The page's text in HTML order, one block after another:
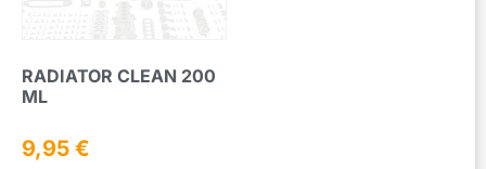
RADIATOR CLEAN 200
ML
9,95 €